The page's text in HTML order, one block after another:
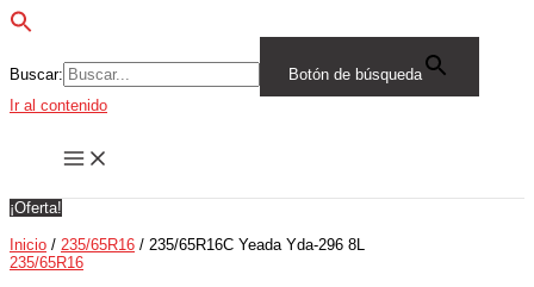
Buscar:
Botón de búsqueda
Ir al contenido
¡Oferta!
Inicio / 235/65R16 / 235/65R16C Yeada Yda-296 8L
235/65R16